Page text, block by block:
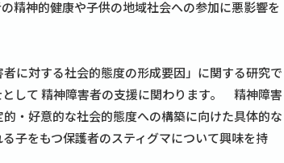
精神的健康や子供の地域社会への参加に悪影響を
に対する社会的態度の形成要因」に関する研究で
して 精神障害者の支援に関わります。 精神障害
・好意的な社会的態度への構築に向けた具体的な
子をもつ保護者のスティグマについて興味を持